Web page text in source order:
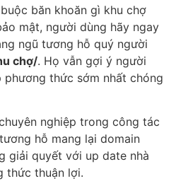
băn khoăn gì khu chợ
mật, người dùng hãy ngay
ngũ tương hỗ quý người
chợ/. Họ vẫn gợi ý người
thức sớm nhất chóng
nghiệp trong công tác
hỗ mang lại domain
giải quyết với up date nhà
thức thuận lợi.